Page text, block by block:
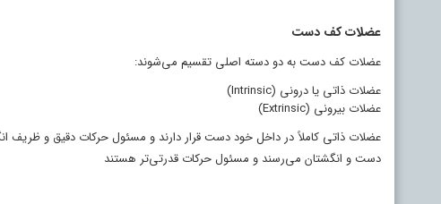
عضلات کف دست
عضلات کف دست به دو دسته اصلی تقسیم می‌شوند:
عضلات ذاتی یا درونی (Intrinsic)
عضلات بیرونی (Extrinsic)
عضلات ذاتی کاملاً در داخل خود دست قرار دارند و مسئول حرکات دقیق و ظریف
دست و انگشتان می‌رسند و مسئول حرکات قدرتی‌تر هستند